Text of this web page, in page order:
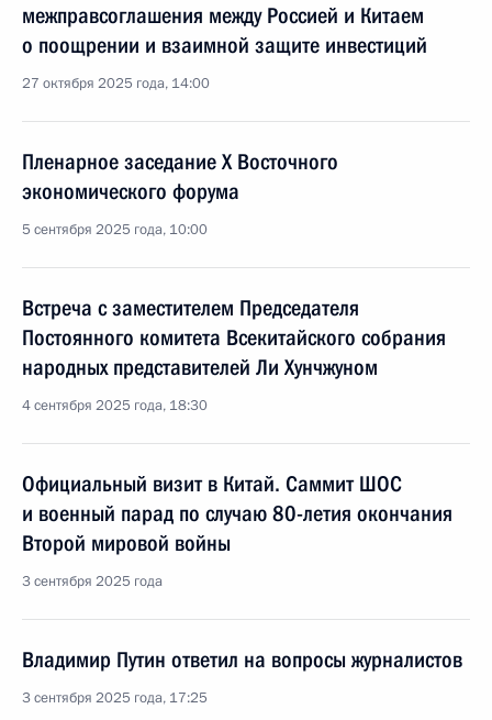
межправсоглашения между Россией и Китаем
о поощрении и взаимной защите инвестиций
27 октября 2025 года, 14:00
Пленарное заседание X Восточного
экономического форума
5 сентября 2025 года, 10:00
Встреча с заместителем Председателя
Постоянного комитета Всекитайского собрания
народных представителей Ли Хунчжуном
4 сентября 2025 года, 18:30
Официальный визит в Китай. Саммит ШОС
и военный парад по случаю 80-летия окончания
Второй мировой войны
3 сентября 2025 года
Владимир Путин ответил на вопросы журналистов
3 сентября 2025 года, 17:25